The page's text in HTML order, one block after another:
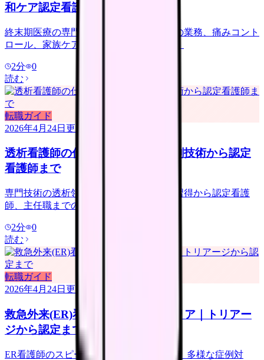
和ケア認定看護師
終末期医療の専門領域。緩和ケア看護師の業務、痛みコント
ロール、家族ケア、キャリアパスを整理。
2分
0
読む
転職ガイド
2026年4月24日 更新
透析看護師の仕事とキャリア｜穿刺技術から認定
看護師まで
専門技術の透析領域。穿刺・機械操作の習得から認定看護
師、主任職までのキャリアパスを整理。
2分
0
読む
転職ガイド
2026年4月24日 更新
救急外来(ER)看護師の仕事とキャリア｜トリアー
ジから認定まで
ER看護師のスピード感、トリアージ判断、多様な症例対